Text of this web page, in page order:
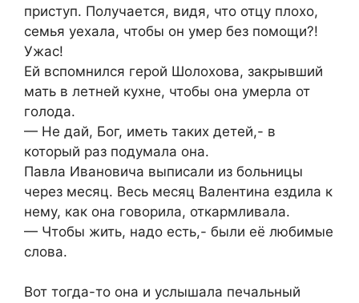
приступ. Получается, видя, что отцу плохо,
семья уехала, чтобы он умер без помощи?!
Ужас!
Ей вспомнился герой Шолохова, закрывший
мать в летней кухне, чтобы она умерла от
голода.
— Не дай, Бог, иметь таких детей,- в
который раз подумала она.
Павла Ивановича выписали из больницы
через месяц. Весь месяц Валентина ездила к
нему, как она говорила, откармливала.
— Чтобы жить, надо есть,- были её любимые
слова.
Вот тогда-то она и услышала печальный